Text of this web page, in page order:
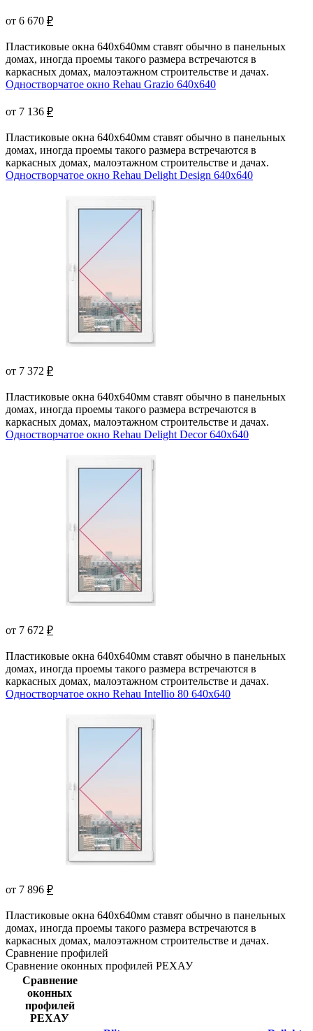
от 6 670 ₽
Пластиковые окна 640х640мм ставят обычно в панельных
домах, иногда проемы такого размера встречаются в
каркасных домах, малоэтажном строительстве и дачах.
Одностворчатое окно Rehau Grazio 640x640
от 7 136 ₽
Пластиковые окна 640х640мм ставят обычно в панельных
домах, иногда проемы такого размера встречаются в
каркасных домах, малоэтажном строительстве и дачах.
Одностворчатое окно Rehau Delight Design 640x640
от 7 372 ₽
Пластиковые окна 640х640мм ставят обычно в панельных
домах, иногда проемы такого размера встречаются в
каркасных домах, малоэтажном строительстве и дачах.
Одностворчатое окно Rehau Delight Decor 640x640
от 7 672 ₽
Пластиковые окна 640х640мм ставят обычно в панельных
домах, иногда проемы такого размера встречаются в
каркасных домах, малоэтажном строительстве и дачах.
Одностворчатое окно Rehau Intellio 80 640x640
от 7 896 ₽
Пластиковые окна 640х640мм ставят обычно в панельных
домах, иногда проемы такого размера встречаются в
каркасных домах, малоэтажном строительстве и дачах.
Сравнение профилей
Сравнение оконных профилей РЕХАУ
Сравнение
оконных
профилей
РЕХАУ